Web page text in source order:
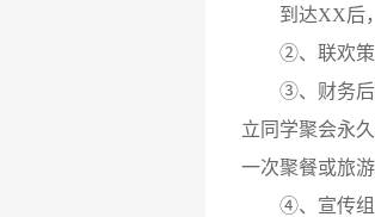
到达XX后，
②、联欢策划
③、财务后勤
立同学聚会永
一次聚餐或旅
④、宣传组：